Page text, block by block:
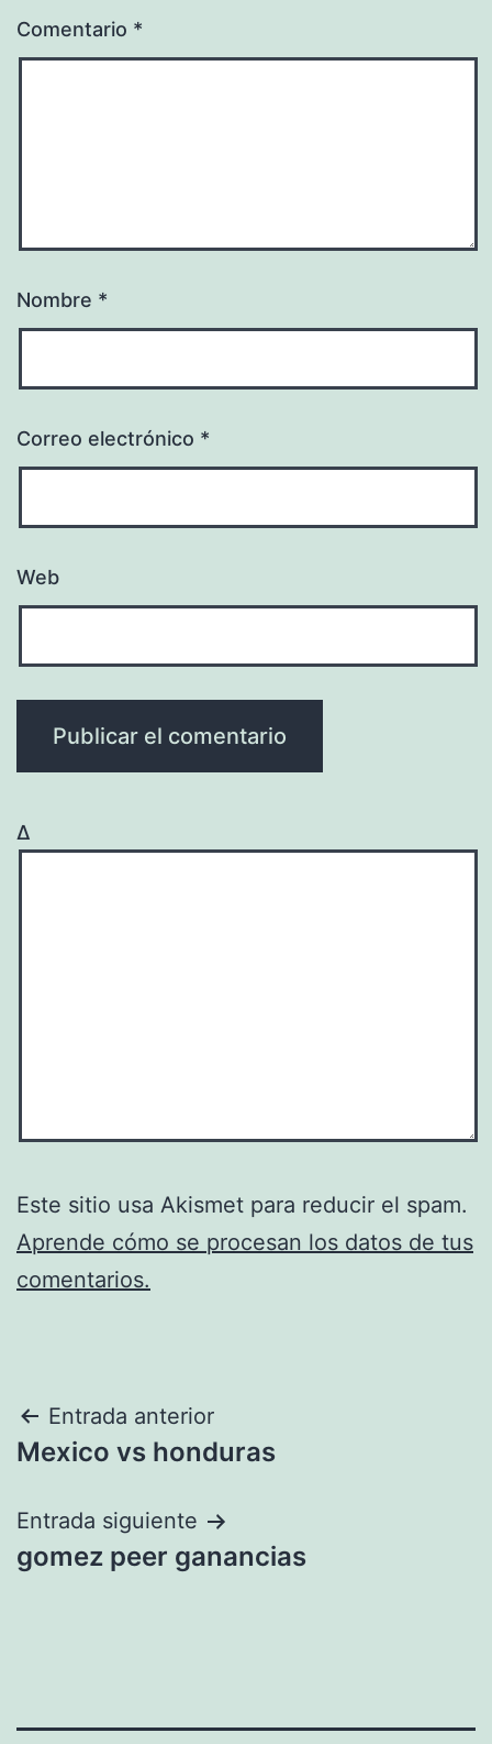
Comentario *
Nombre *
Correo electrónico *
Web
Δ
Este sitio usa Akismet para reducir el spam.
Aprende cómo se procesan los datos de tus
comentarios.
Navegación
de
entradas
Entrada anterior
Mexico vs honduras
Entrada siguiente
gomez peer ganancias